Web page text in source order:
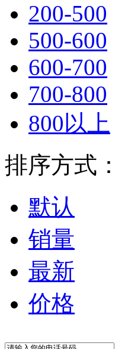
200-500
500-600
600-700
700-800
800以上
排序方式：
默认
销量
最新
价格